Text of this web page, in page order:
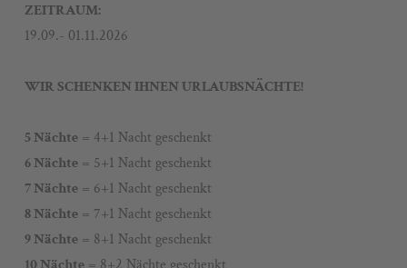
ZEITRAUM:
19.09.- 01.11.2026
WIR SCHENKEN IHNEN URLAUBSNÄCHTE!
5 Nächte= 4+1 Nacht geschenkt
6 Nächte= 5+1 Nacht geschenkt
7 Nächte= 6+1 Nacht geschenkt
8 Nächte= 7+1 Nacht geschenkt
9 Nächte= 8+1 Nacht geschenkt